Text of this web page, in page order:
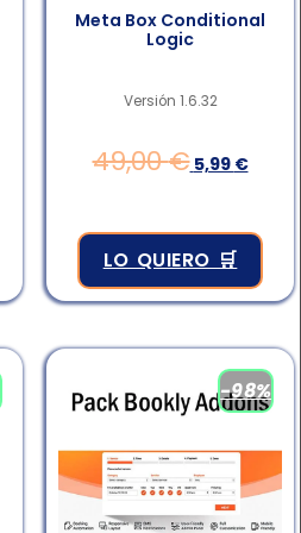
Meta Box Conditional
Logic
Versión 1.6.32
49,00€ 5,99 €
LO QUIERO 🛒
-98%